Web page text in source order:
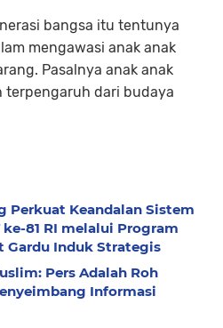
bangsa itu tentunya
mengawasi anak anak
Pasalnya anak anak
terpengaruh dari budaya
Perkuat Keandalan Sistem
81 RI melalui Program
Gardu Induk Strategis
Pers Adalah Roh
Informasi